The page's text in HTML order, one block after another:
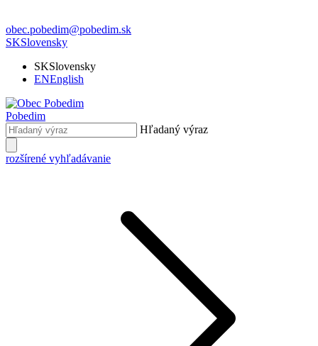
obec.pobedim@pobedim.sk
SKSlovensky
SKSlovensky
ENEnglish
Pobedim
Hľadaný výraz
rozšírené vyhľadávanie